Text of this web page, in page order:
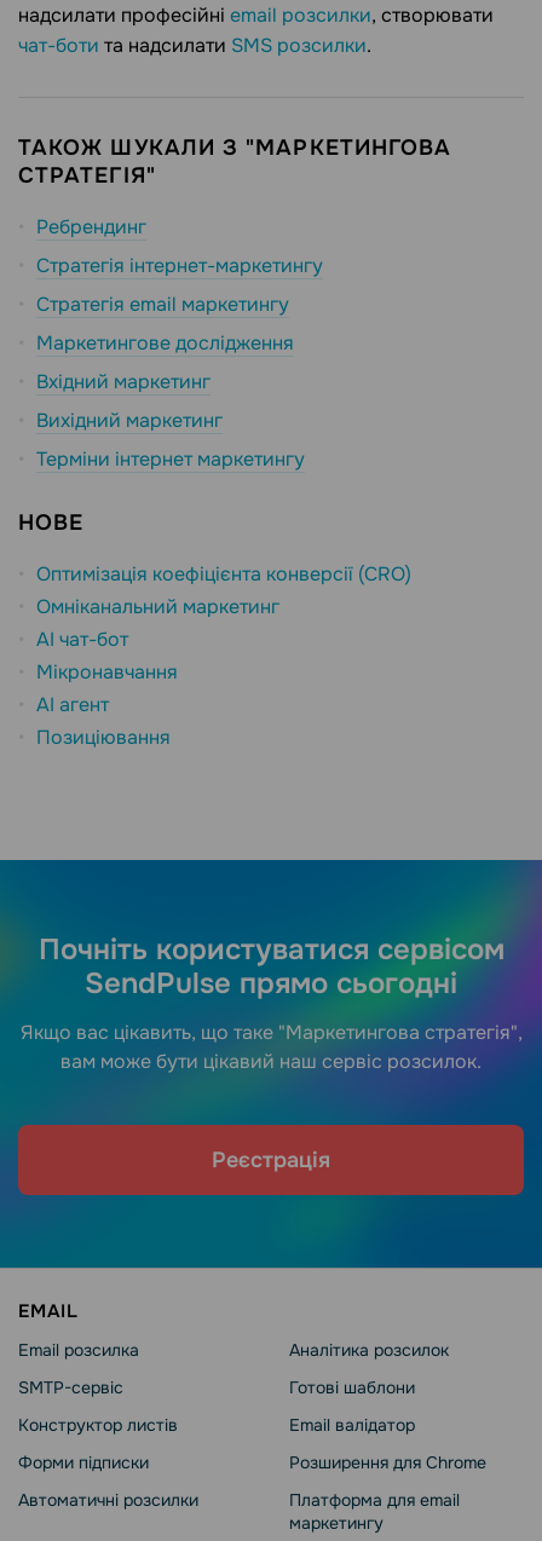
надсилати професійні email розсилки, створювати
чат-боти та надсилати SMS розсилки.
ТАКОЖ ШУКАЛИ З "МАРКЕТИНГОВА
СТРАТЕГІЯ"
Ребрендинг
Стратегія інтернет-маркетингу
Стратегія email маркетингу
Маркетингове дослідження
Вхідний маркетинг
Вихідний маркетинг
Терміни інтернет маркетингу
НОВЕ
Оптимізація коефіцієнта конверсії (CRO)
Омніканальний маркетинг
AI чат-бот
Мікронавчання
AI агент
Позиціювання
Почніть користуватися сервісом
SendPulse прямо сьогодні
Якщо вас цікавить, що таке "Маркетингова стратегія",
вам може бути цікавий наш сервіс розсилок.
Реєстрація
EMAIL
Email розсилка
SMTP-сервіс
Конструктор листів
Форми підписки
Автоматичні розсилки
Аналітика розсилок
Готові шаблони
Email валідатор
Розширення для Chrome
Платформа для email
маркетингу